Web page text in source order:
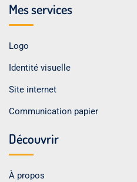
Mes services
Logo
Identité visuelle
Site internet
Communication papier
Découvrir
À propos